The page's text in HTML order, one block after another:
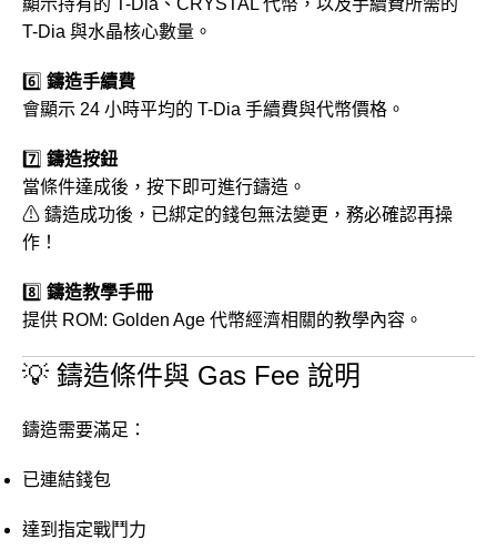
顯示持有的 T-Dia、CRYSTAL 代幣，以及手續費所需的
T-Dia 與水晶核心數量。
6️⃣ 鑄造手續費
會顯示 24 小時平均的 T-Dia 手續費與代幣價格。
7️⃣ 鑄造按鈕
當條件達成後，按下即可進行鑄造。
⚠ 鑄造成功後，已綁定的錢包無法變更，務必確認再操
作！
8️⃣ 鑄造教學手冊
提供 ROM: Golden Age 代幣經濟相關的教學內容。
💡 鑄造條件與 Gas Fee 說明
鑄造需要滿足：
已連結錢包
達到指定戰鬥力